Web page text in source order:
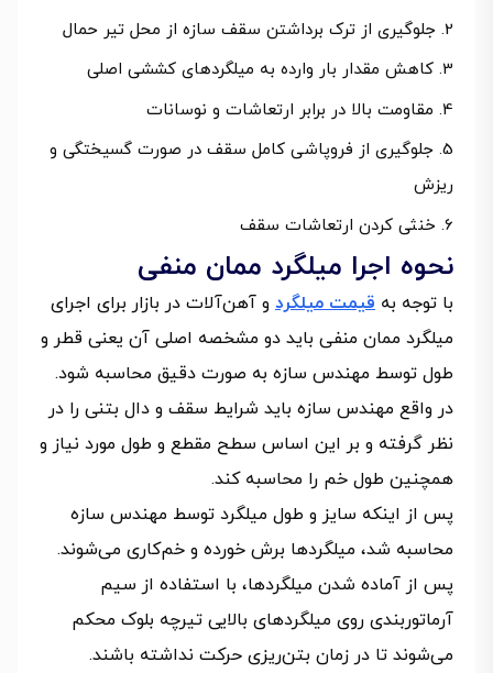
جلوگیری از ترک برداشتن سقف سازه از محل تیر حمال
کاهش مقدار بار وارده به میلگردهای کششی اصلی
مقاومت بالا در برابر ارتعاشات و نوسانات
جلوگیری از فروپاشی کامل سقف در صورت گسیختگی و
ریزش
خنثی کردن ارتعاشات سقف
نحوه اجرا میلگرد ممان منفی
با توجه به قیمت میلگرد و آهن‌آلات در بازار برای اجرای
میلگرد ممان منفی باید دو مشخصه اصلی آن یعنی قطر و
طول توسط مهندس سازه به صورت دقیق محاسبه شود.
در واقع مهندس سازه باید شرایط سقف و دال بتنی را در
نظر گرفته و بر این اساس سطح مقطع و طول مورد نیاز و
همچنین طول خم را محاسبه کند.
پس از اینکه سایز و طول میلگرد توسط مهندس سازه
محاسبه شد، میلگردها برش خورده و خم‌کاری می‌شوند.
پس از آماده شدن میلگردها، با استفاده از سیم
آرماتوربندی روی میلگردهای بالایی تیرچه بلوک محکم
می‌شوند تا در زمان بتن‌ریزی حرکت نداشته باشند.